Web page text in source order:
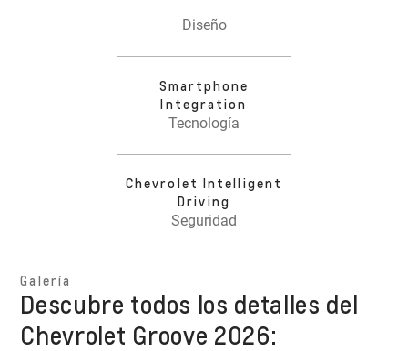
Diseño
Smartphone
Integration
Tecnología
Chevrolet Intelligent
Driving
Seguridad
Galería
Descubre todos los detalles del
Chevrolet Groove 2026: